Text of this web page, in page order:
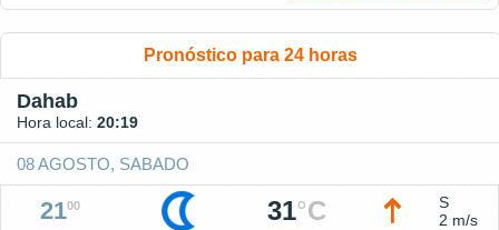
Pronóstico para 24 horas
Dahab
Hora local: 20:19
08 AGOSTO, SABADO
2100 31°C
S
2 m/s